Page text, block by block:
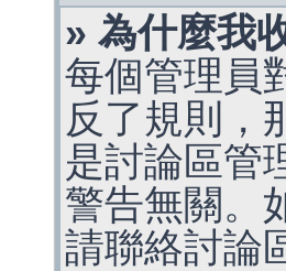
» 為什麼我
每個管理員
反了規則，
是討論區管
警告無關。
請聯絡討論